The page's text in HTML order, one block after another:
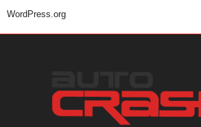
WordPress.org